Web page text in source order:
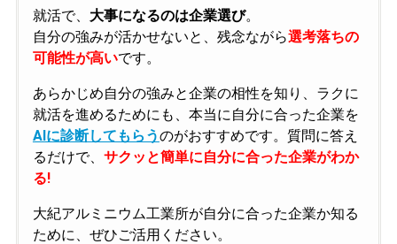
就活で、 大事になるのは企業選び。
自分の強みが活かせないと、残念ながら選考落ちの
可能性が高いです。
あらかじめ自分の強みと企業の相性を知り、ラクに
就活を進めるためにも、本当に自分に合った企業を
AIに診断してもらうのがおすすめです。質問に答え
るだけで、 サクッと簡単に自分に合った企業がわか
る!
大紀アルミニウム工業所が自分に合った企業か知る
ために、ぜひご活用ください。